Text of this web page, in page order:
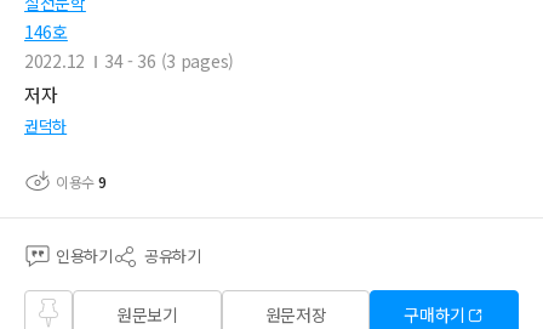
146호
2022.12
34 - 36 (3 pages)
저자
권덕하
이용수9
인용하기 공유하기
즐겨
원문보기 원문저장 구매하기